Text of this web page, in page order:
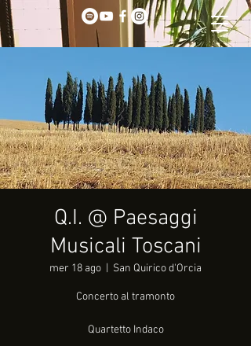
Q.I. @ Paesaggi
Musicali Toscani
mer 18 ago San Quirico d'Orcia
Concerto al tramonto
Quartetto Indaco